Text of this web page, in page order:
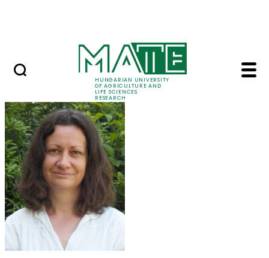
HUNGARIAN UNIVERSITY
OF AGRICULTURE AND
LIFE SCIENCES
RESEARCH
Dr. Zsuzsanna